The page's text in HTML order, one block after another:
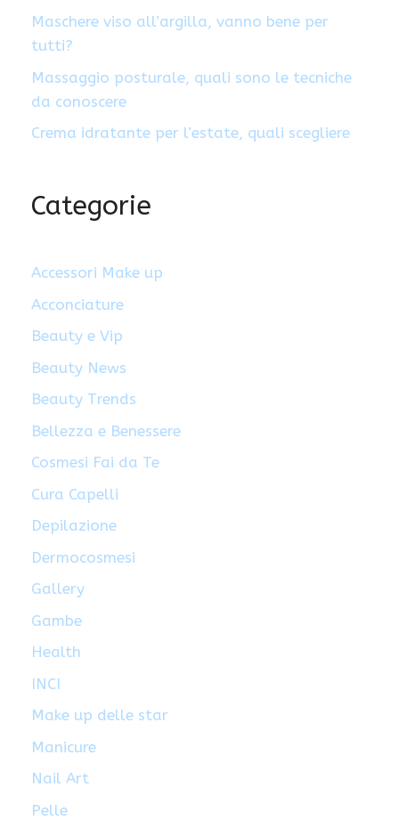
Maschere viso all’argilla, vanno bene per
tutti?
Massaggio posturale, quali sono le tecniche
da conoscere
Crema idratante per l’estate, quali scegliere
Categorie
Accessori Make up
Acconciature
Beauty e Vip
Beauty News
Beauty Trends
Bellezza e Benessere
Cosmesi Fai da Te
Cura Capelli
Depilazione
Dermocosmesi
Gallery
Gambe
Health
INCI
Make up delle star
Manicure
Nail Art
Pelle